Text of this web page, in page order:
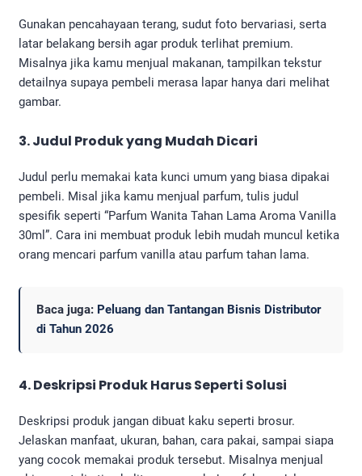
Gunakan pencahayaan terang, sudut foto bervariasi, serta
latar belakang bersih agar produk terlihat premium.
Misalnya jika kamu menjual makanan, tampilkan tekstur
detailnya supaya pembeli merasa lapar hanya dari melihat
gambar.
3. Judul Produk yang Mudah Dicari
Judul perlu memakai kata kunci umum yang biasa dipakai
pembeli. Misal jika kamu menjual parfum, tulis judul
spesifik seperti “Parfum Wanita Tahan Lama Aroma Vanilla
30ml”. Cara ini membuat produk lebih mudah muncul ketika
orang mencari parfum vanilla atau parfum tahan lama.
Baca juga: Peluang dan Tantangan Bisnis Distributor
di Tahun 2026
4. Deskripsi Produk Harus Seperti Solusi
Deskripsi produk jangan dibuat kaku seperti brosur.
Jelaskan manfaat, ukuran, bahan, cara pakai, sampai siapa
yang cocok memakai produk tersebut. Misalnya menjual